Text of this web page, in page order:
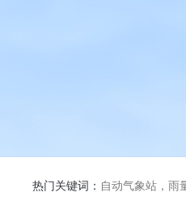
热门关键词： 自动气象站，雨